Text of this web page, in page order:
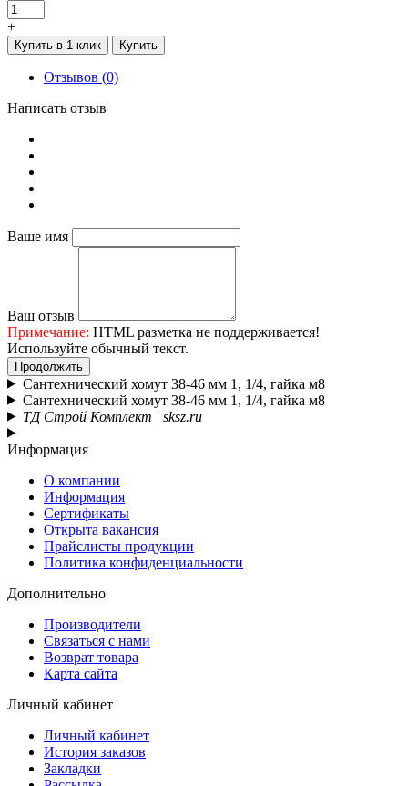
+
Купить в 1 клик Купить
Отзывов (0)
Написать отзыв
Ваше имя
Ваш отзыв
Примечание: HTML разметка не поддерживается!
Используйте обычный текст.
Продолжить
Сантехнический хомут 38-46 мм 1, 1/4, гайка м8
Сантехнический хомут 38-46 мм 1, 1/4, гайка м8
ТД Строй Комплект | sksz.ru
Информация
О компании
Информация
Сертификаты
Открыта вакансия
Прайслисты продукции
Политика конфиденциальности
Дополнительно
Производители
Связаться с нами
Возврат товара
Карта сайта
Личный кабинет
Личный кабинет
История заказов
Закладки